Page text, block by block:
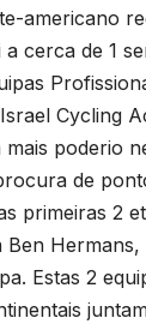
americano
cerca de 1
Cycling
poderio
de
primeiras 2
Ben
Estas 2